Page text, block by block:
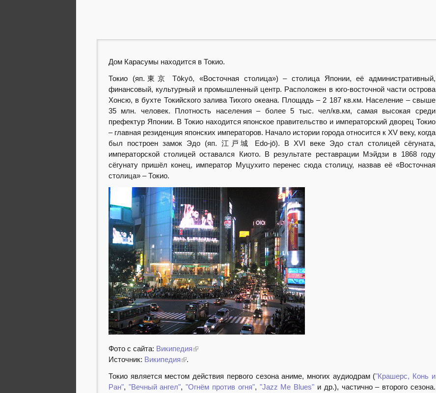
Дом Карасумы находится в Токио.
Токио (яп.東京 Tōkyō, «Восточная столица») – столица Японии, её административный,
финансовый, культурный и промышленный центр. Расположен в юго-восточной части острова
Хонсю, в бухте Токийского залива Тихого океана. Площадь – 2 187 кв.км. Население – свыше
35 млн. человек. Плотность населения – более 5 тыс. чел/кв.км, самая высокая среди
префектур Японии. В Токио находится японское правительство и императорский дворец Токио
– главная резиденция японских императоров. Начало истории города относится к XV веку, когда
был построен замок Эдо (яп. 江戸城 Edo-jō). В XVI веке Эдо стал столицей сёгуната,
императорской столицей оставался Киото. В результате реставрации Мэйдзи в 1868 году
сёгунату пришёл конец, император Муцухито перенес сюда столицу, назвав её «Восточная
столица» – Токио.
Фото с сайта: Википедия
Источник: Википедия
.
Токио является местом действия первого сезона аниме, многих аудиодрам ("Крашерс, Конь и
Ран", "Вечный ангел","Огнём против огня", "Jazz Me Blues" и др.), частично – второго сезона.